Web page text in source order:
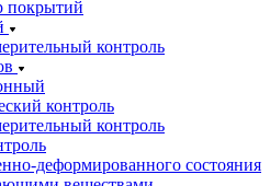
покрытий
контроль
контроль
контроль
деформированного состояния